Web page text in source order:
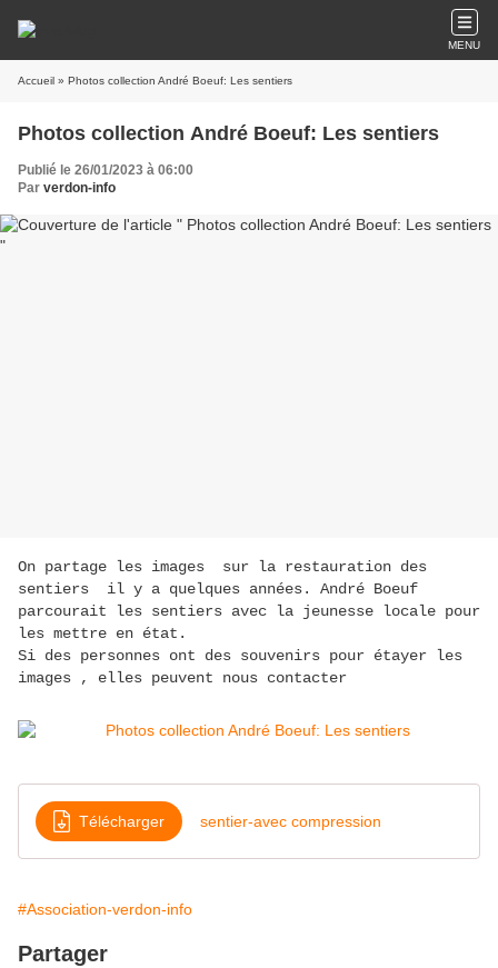
MENU
Accueil » Photos collection André Boeuf: Les sentiers
Photos collection André Boeuf: Les sentiers
Publié le 26/01/2023 à 06:00
Par verdon-info
On partage les images sur la restauration des
sentiers il y a quelques années. André Boeuf
parcourait les sentiers avec la jeunesse locale pour
les mettre en état.
Si des personnes ont des souvenirs pour étayer les
images , elles peuvent nous contacter
Télécharger sentier-avec compression
#Association-verdon-info
Partager